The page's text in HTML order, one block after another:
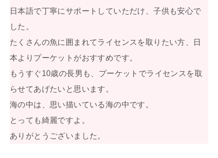
日本語で丁寧にサポートしていただけ、子供も安心で
した。
たくさんの魚に囲まれてライセンスを取りたい方、日
本よりプーケットがおすすめです。
もうすぐ10歳の長男も、プーケットでライセンスを取
らせてあげたいと思います。
海の中は、思い描いている海の中です。
とっても綺麗ですよ。
ありがとうございました。